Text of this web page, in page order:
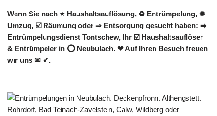
Wenn Sie nach ⭐ Haushaltsauflösung, ♻ Entrümpelung, ✺
Umzug, ☑️ Räumung oder ⇒ Entsorgung gesucht haben: ➡️
Entrümpelungsdienst Tontschew, Ihr ☑️ Haushaltsauflöser
& Entrümpeler in ⭕ Neubulach. ❤ Auf Ihren Besuch freuen
wir uns ✉ ✔.